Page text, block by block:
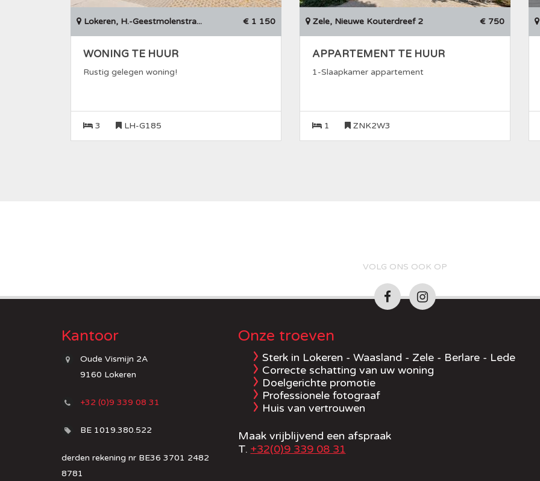
Lokeren, H.-Geestmolenstra... € 1 150
WONING TE HUUR
Rustig gelegen woning!
3 LH-G185
Zele, Nieuwe Kouterdreef 2 € 750
APPARTEMENT TE HUUR
1-Slaapkamer appartement
1 ZNK2W3
VOLG ONS OOK OP
Kantoor
Oude Vismijn 2A
9160 Lokeren
+32 (0)9 339 08 31
BE 1019.380.522
derden rekening nr BE36 3701 2482
8781
Onze troeven
Sterk in Lokeren - Waasland - Zele - Berlare - Lede
Correcte schatting van uw woning
Doelgerichte promotie
Professionele fotograaf
Huis van vertrouwen
Maak vrijblijvend een afspraak
T. +32(0)9 339 08 31